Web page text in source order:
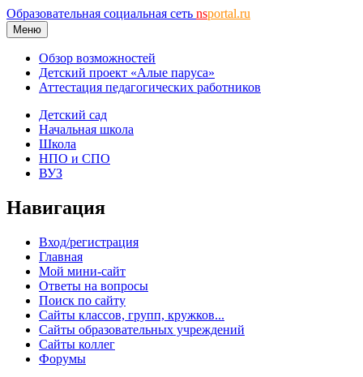
Образовательная социальная сеть nsportal.ru
Меню
Обзор возможностей
Детский проект «Алые паруса»
Аттестация педагогических работников
Детский сад
Начальная школа
Школа
НПО и СПО
ВУЗ
Навигация
Вход/регистрация
Главная
Мой мини-сайт
Ответы на вопросы
Поиск по сайту
Сайты классов, групп, кружков...
Сайты образовательных учреждений
Сайты коллег
Форумы